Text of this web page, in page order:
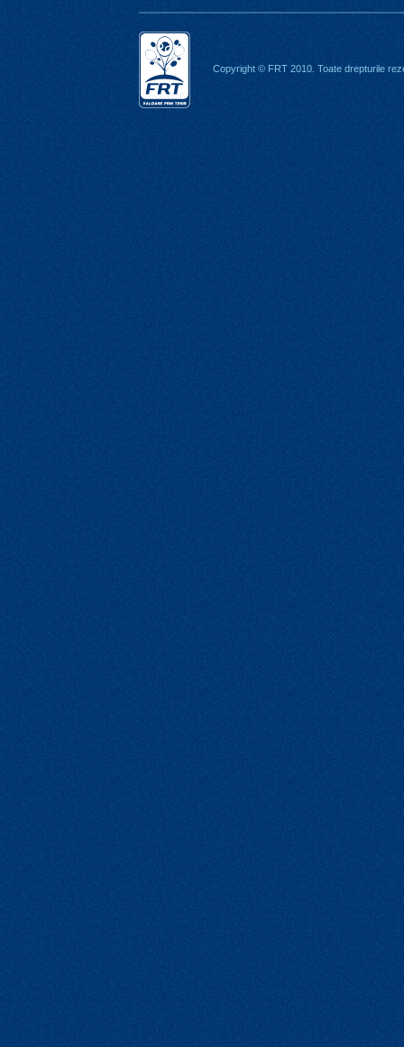
Copyright © FRT 2010. Toate drepturile